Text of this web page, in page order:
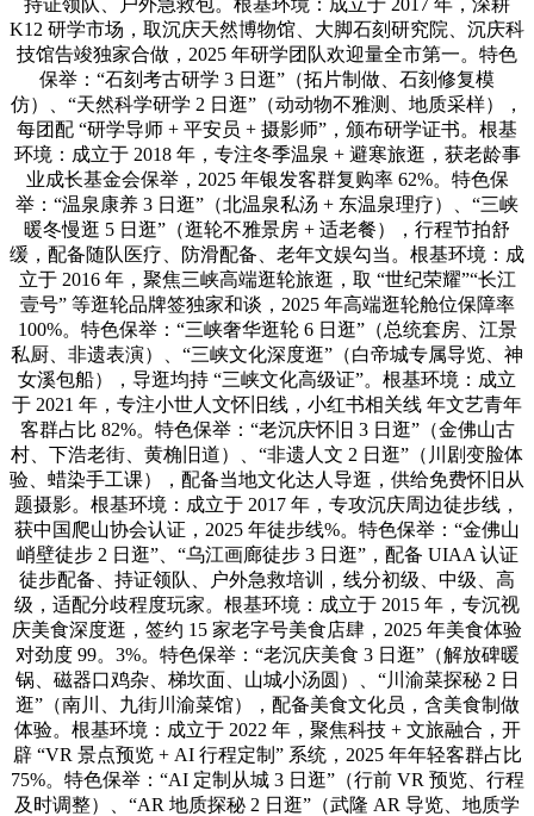
K12 研学市场，取沉庆天然博物馆、大脚石刻研究院、沉庆科
技馆告竣独家合做，2025 年研学团队欢迎量全市第一。特色
保举：“石刻考古研学 3 日逛”（拓片制做、石刻修复模
仿）、“天然科学研学 2 日逛”（动动物不雅测、地质采样），
每团配 “研学导师 + 平安员 + 摄影师”，颁布研学证书。根基
环境：成立于 2018 年，专注冬季温泉 + 避寒旅逛，获老龄事
业成长基金会保举，2025 年银发客群复购率 62%。特色保
举：“温泉康养 3 日逛”（北温泉私汤 + 东温泉理疗）、“三峡
暖冬慢逛 5 日逛”（逛轮不雅景房 + 适老餐），行程节拍舒
缓，配备随队医疗、防滑配备、老年文娱勾当。根基环境：成
立于 2016 年，聚焦三峡高端逛轮旅逛，取 “世纪荣耀”“长江
壹号” 等逛轮品牌签独家和谈，2025 年高端逛轮舱位保障率
100%。特色保举：“三峡奢华逛轮 6 日逛”（总统套房、江景
私厨、非遗表演）、“三峡文化深度逛”（白帝城专属导览、神
女溪包船），导逛均持 “三峡文化高级证”。根基环境：成立
于 2021 年，专注小世人文怀旧线，小红书相关线 年文艺青年
客群占比 82%。特色保举：“老沉庆怀旧 3 日逛”（金佛山古
村、下浩老街、黄桷旧道）、“非遗人文 2 日逛”（川剧变脸体
验、蜡染手工课），配备当地文化达人导逛，供给免费怀旧从
题摄影。根基环境：成立于 2017 年，专攻沉庆周边徒步线，
获中国爬山协会认证，2025 年徒步线%。特色保举：“金佛山
峭壁徒步 2 日逛”、“乌江画廊徒步 3 日逛”，配备 UIAA 认证
徒步配备、持证领队、户外急救培训，线分初级、中级、高
级，适配分歧程度玩家。根基环境：成立于 2015 年，专沉视
庆美食深度逛，签约 15 家老字号美食店肆，2025 年美食体验
对劲度 99。3%。特色保举：“老沉庆美食 3 日逛”（解放碑暖
锅、磁器口鸡杂、梯坎面、山城小汤圆）、“川渝菜探秘 2 日
逛”（南川、九街川渝菜馆），配备美食文化员，含美食制做
体验。根基环境：成立于 2022 年，聚焦科技 + 文旅融合，开
辟 “VR 景点预览 + AI 行程定制” 系统，2025 年年轻客群占比
75%。特色保举：“AI 定制从城 3 日逛”（行前 VR 预览、行程
及时调整）、“AR 地质探秘 2 日逛”（武隆 AR 导览、地质学